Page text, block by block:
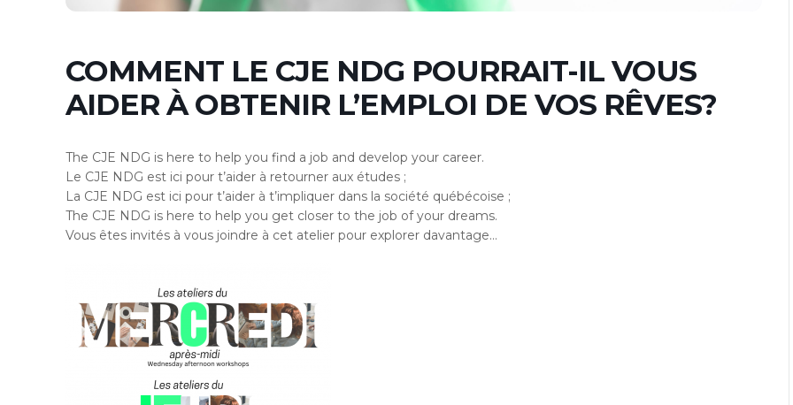
COMMENT LE CJE NDG POURRAIT-IL VOUS
AIDER À OBTENIR L’EMPLOI DE VOS RÊVES?
The CJE NDG is here to help you find a job and develop your career.
Le CJE NDG est ici pour t’aider à retourner aux études ;
La CJE NDG est ici pour t’aider à t’impliquer dans la société québécoise ;
The CJE NDG is here to help you get closer to the job of your dreams.
Vous êtes invités à vous joindre à cet atelier pour explorer davantage…